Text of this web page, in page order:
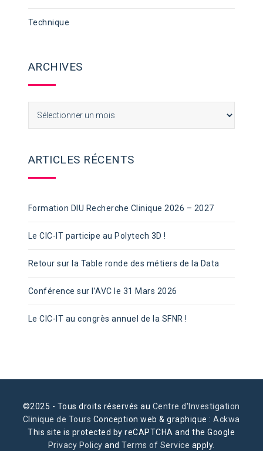
Technique
ARCHIVES
ARTICLES RÉCENTS
Formation DIU Recherche Clinique 2026 – 2027
Le CIC-IT participe au Polytech 3D !
Retour sur la Table ronde des métiers de la Data
Conférence sur l’AVC le 31 Mars 2026
Le CIC-IT au congrès annuel de la SFNR !
©2025 - Tous droits réservés au Centre d'Investigation
Clinique de Tours Conception web & graphique :Ackwa
This site is protected by reCAPTCHA and the Google
Privacy Policy andTerms of Service apply.